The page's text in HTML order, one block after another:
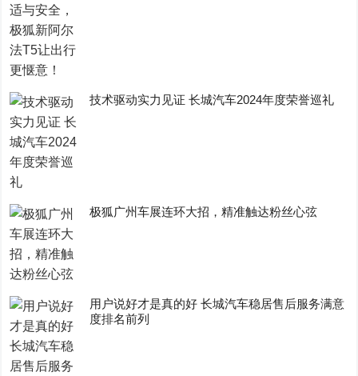
技术驱动实力见证 长城汽车2024年度荣誉巡礼
极狐广州车展连环大招，精准触达粉丝心弦
用户说好才是真的好 长城汽车稳居售后服务满意
度排名前列